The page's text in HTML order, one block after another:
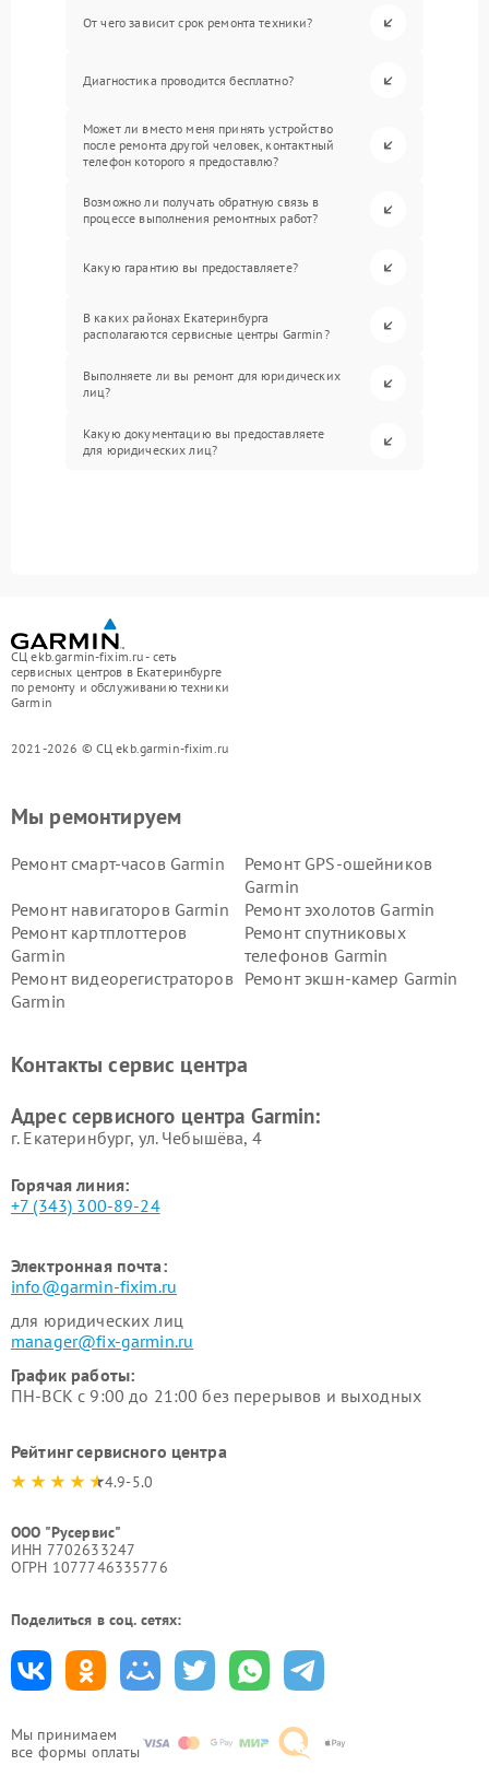
От чего зависит срок ремонта техники?
Диагностика проводится бесплатно?
Может ли вместо меня принять устройство
после ремонта другой человек, контактный
телефон которого я предоставлю?
Возможно ли получать обратную связь в
процессе выполнения ремонтных работ?
Какую гарантию вы предоставляете?
В каких районах Екатеринбурга
располагаются сервисные центры Garmin?
Выполняете ли вы ремонт для юридических
лиц?
Какую документацию вы предоставляете
для юридических лиц?
СЦ ekb.garmin-fixim.ru - сеть
сервисных центров в Екатеринбурге
по ремонту и обслуживанию техники
Garmin
2021-2026 © СЦ ekb.garmin-fixim.ru
Мы принимаем
все формы оплаты
Мы ремонтируем
Ремонт смарт-часов Garmin
Ремонт GPS-ошейников
Garmin
Ремонт навигаторов Garmin
Ремонт эхолотов Garmin
Ремонт картплоттеров
Garmin
Ремонт спутниковых
телефонов Garmin
Ремонт видеорегистраторов
Garmin
Ремонт экшн-камер Garmin
Контакты сервис центра
Адрес сервисного центра Garmin:
г. Екатеринбург, ул. Чебышёва, 4
Горячая линия:
+7 (343) 300-89-24
Электронная почта:
info@garmin-fixim.ru
для юридических лиц
manager@fix-garmin.ru
График работы:
ПН-ВСК с 9:00 до 21:00 без перерывов и выходных
Рейтинг сервисного центра
4.9-5.0
ООО "Русервис"
ИНН 7702633247
ОГРН 1077746335776
Поделиться в соц. сетях: